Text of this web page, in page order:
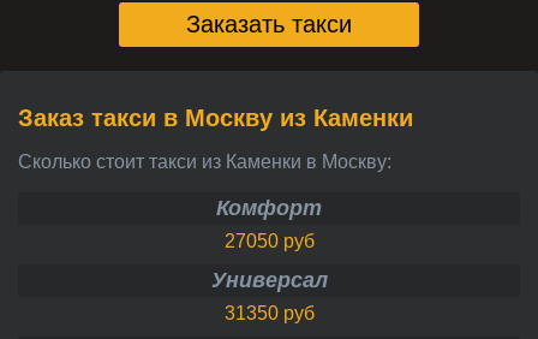
Заказать такси
Заказ такси в Москву из Каменки
Сколько стоит такси из Каменки в Москву:
Комфорт
27050 руб
Универсал
31350 руб